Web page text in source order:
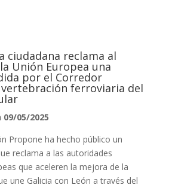
ciudadana reclama al
Unión Europea una
por el Corredor
ferroviaria del
05/2025
Propone ha hecho público un
reclama a las autoridades
que aceleren la mejora de la
une Galicia con León a través del